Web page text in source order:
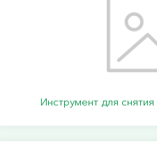
Инструмент для